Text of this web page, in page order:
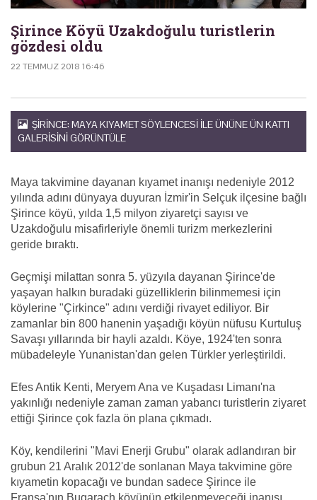
Şirince Köyü Uzakdoğulu turistlerin
gözdesi oldu
22 TEMMUZ 2018 16:46
ŞIRINCE: MAYA KIYAMET SÖYLENCESI ILE ÜNÜNE ÜN KATTI
GALERISINI GÖRÜNTÜLE
Maya takvimine dayanan kıyamet inanışı nedeniyle 2012
yılında adını dünyaya duyuran İzmir'in Selçuk ilçesine bağlı
Şirince köyü, yılda 1,5 milyon ziyaretçi sayısı ve
Uzakdoğulu misafirleriyle önemli turizm merkezlerini
geride bıraktı.
Geçmişi milattan sonra 5. yüzyıla dayanan Şirince'de
yaşayan halkın buradaki güzelliklerin bilinmemesi için
köylerine "Çirkince" adını verdiği rivayet ediliyor. Bir
zamanlar bin 800 hanenin yaşadığı köyün nüfusu Kurtuluş
Savaşı yıllarında bir hayli azaldı. Köye, 1924'ten sonra
mübadeleyle Yunanistan'dan gelen Türkler yerleştirildi.
Efes Antik Kenti, Meryem Ana ve Kuşadası Limanı'na
yakınlığı nedeniyle zaman zaman yabancı turistlerin ziyaret
ettiği Şirince çok fazla ön plana çıkmadı.
Köy, kendilerini "Mavi Enerji Grubu" olarak adlandıran bir
grubun 21 Aralık 2012'de sonlanan Maya takvimine göre
kıyametin kopacağı ve bundan sadece Şirince ile